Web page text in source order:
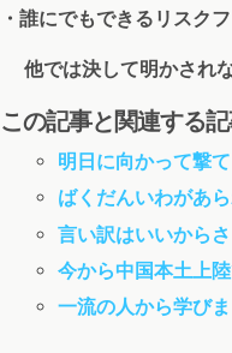
・誰にでもできるリスク
他では決して明かされ
この記事と関連する
明日に向かって撃て
ばくだんいわがあ
言い訳はいいからさ
今から中国本土上
一流の人から学び